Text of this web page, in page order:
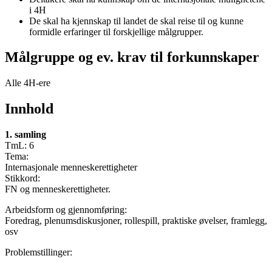
i 4H
De skal ha kjennskap til landet de skal reise til og kunne
formidle erfaringer til forskjellige målgrupper.
Målgruppe og ev. krav til forkunnskaper
Alle 4H-ere
Innhold
1. samling
TmL: 6
Tema:
Internasjonale menneskerettigheter
Stikkord:
FN og menneskerettigheter.
Arbeidsform og gjennomføring:
Foredrag, plenumsdiskusjoner, rollespill, praktiske øvelser, framlegg,
osv
Problemstillinger: